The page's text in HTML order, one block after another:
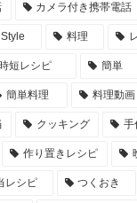
カメラ付き携帯電話
料理
短レシピ 簡単
簡単料理 料理動画
クッキング 手
作り置きレシピ
レシピ つくおき